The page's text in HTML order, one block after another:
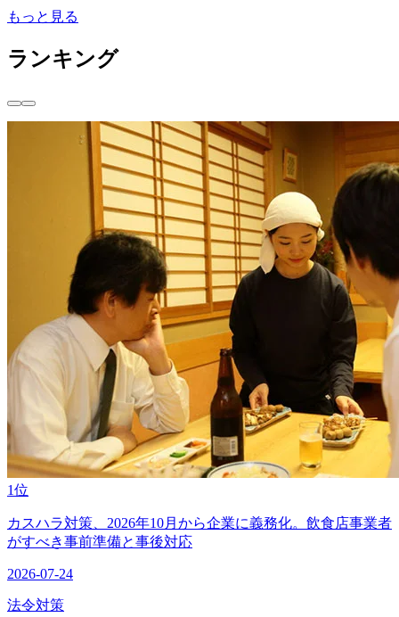
もっと見る
ランキング
1位
カスハラ対策、2026年10月から企業に義務化。飲食店事業者
がすべき事前準備と事後対応
2026-07-24
法令対策